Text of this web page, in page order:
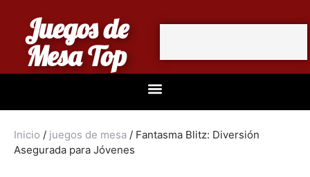
Juegos de
Mesa Top
Inicio / juegos de mesa / Fantasma Blitz: Diversión
Asegurada para Jóvenes